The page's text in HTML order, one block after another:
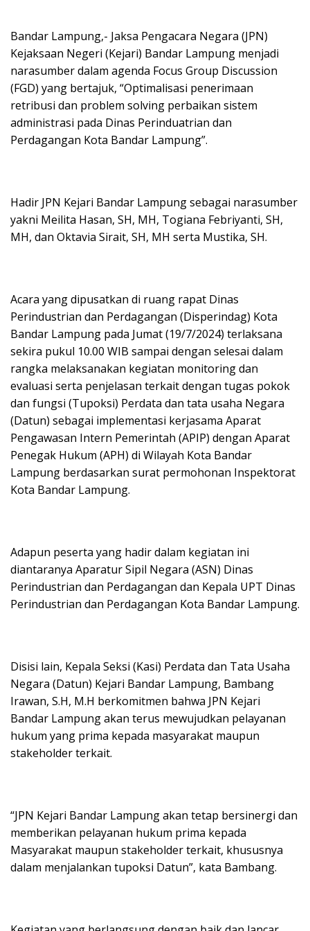
Bandar Lampung,- Jaksa Pengacara Negara (JPN)
Kejaksaan Negeri (Kejari) Bandar Lampung menjadi
narasumber dalam agenda Focus Group Discussion
(FGD) yang bertajuk, “Optimalisasi penerimaan
retribusi dan problem solving perbaikan sistem
administrasi pada Dinas Perinduatrian dan
Perdagangan Kota Bandar Lampung”.
Hadir JPN Kejari Bandar Lampung sebagai narasumber
yakni Meilita Hasan, SH, MH, Togiana Febriyanti, SH,
MH, dan Oktavia Sirait, SH, MH serta Mustika, SH.
Acara yang dipusatkan di ruang rapat Dinas
Perindustrian dan Perdagangan (Disperindag) Kota
Bandar Lampung pada Jumat (19/7/2024) terlaksana
sekira pukul 10.00 WIB sampai dengan selesai dalam
rangka melaksanakan kegiatan monitoring dan
evaluasi serta penjelasan terkait dengan tugas pokok
dan fungsi (Tupoksi) Perdata dan tata usaha Negara
(Datun) sebagai implementasi kerjasama Aparat
Pengawasan Intern Pemerintah (APIP) dengan Aparat
Penegak Hukum (APH) di Wilayah Kota Bandar
Lampung berdasarkan surat permohonan Inspektorat
Kota Bandar Lampung.
Adapun peserta yang hadir dalam kegiatan ini
diantaranya Aparatur Sipil Negara (ASN) Dinas
Perindustrian dan Perdagangan dan Kepala UPT Dinas
Perindustrian dan Perdagangan Kota Bandar Lampung.
Disisi lain, Kepala Seksi (Kasi) Perdata dan Tata Usaha
Negara (Datun) Kejari Bandar Lampung, Bambang
Irawan, S.H, M.H berkomitmen bahwa JPN Kejari
Bandar Lampung akan terus mewujudkan pelayanan
hukum yang prima kepada masyarakat maupun
stakeholder terkait.
“JPN Kejari Bandar Lampung akan tetap bersinergi dan
memberikan pelayanan hukum prima kepada
Masyarakat maupun stakeholder terkait, khususnya
dalam menjalankan tupoksi Datun”, kata Bambang.